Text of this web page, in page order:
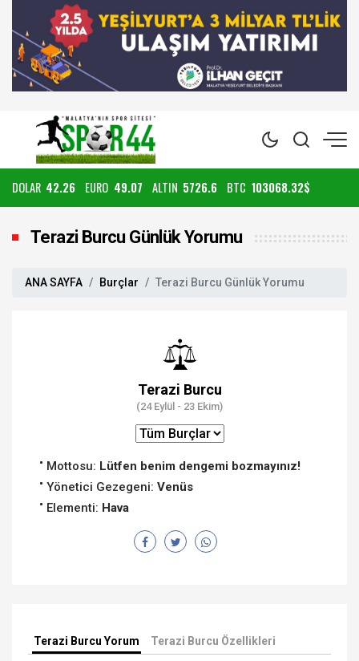
DOLAR 42.26 EURO 49.07 ALTIN 5726.6 BTC 103068.32$
Terazi Burcu Günlük Yorumu
ANA SAYFA Burçlar Terazi Burcu Günlük Yorumu
Terazi Burcu
(24 Eylül - 23 Ekim)
Mottosu: Lütfen benim dengemi bozmayınız!
Yönetici Gezegeni: Venüs
Elementi: Hava
Terazi Burcu Yorum Terazi Burcu Özellikleri